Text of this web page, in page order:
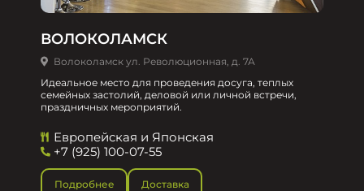
ВОЛОКОЛАМСК
Волоколамск ул. Революционная, д. 7А
Идеальное место для проведения досуга, теплых
семейных застолий, деловой или личной встречи,
праздничных мероприятий.
Европейская и Японская
+7 (925) 100-07-55
Подробнее Доставка